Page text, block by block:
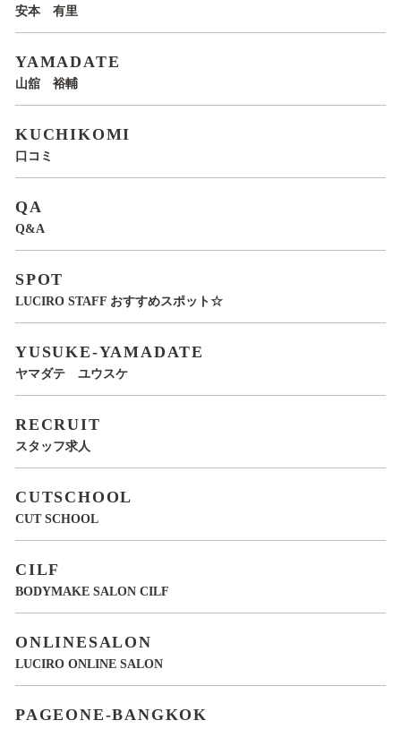
安本 有里
YAMADATE
山舘 裕輔
KUCHIKOMI
口コミ
QA
Q&A
SPOT
LUCIRO STAFF おすすめスポット☆
YUSUKE-YAMADATE
ヤマダテ ユウスケ
RECRUIT
スタッフ求人
CUTSCHOOL
CUT SCHOOL
CILF
BODYMAKE SALON CILF
ONLINESALON
LUCIRO ONLINE SALON
PAGEONE-BANGKOK